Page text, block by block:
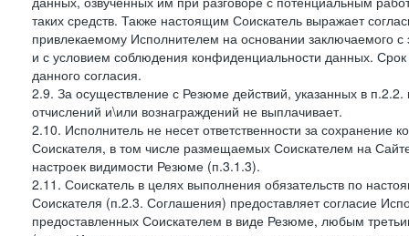
таких средств. Также настоящим Соискатель выражает
привлекаемому Исполнителем на основании заключаемого
и с условием соблюдения конфиденциальности данных.
данного согласия.
2.9. За осуществление с Резюме действий, указанных в
отчислений и\или вознаграждений не выплачивает.
2.10. Исполнитель не несет ответственности за
Соискателя, в том числе размещаемых Соискателем на
настроек видимости Резюме (п.3.1.3).
2.11. Соискатель в целях выполнения обязательств по
Соискателя (п.2.3. Соглашения) предоставляет согласие
предоставленных Соискателем в виде Резюме, любым